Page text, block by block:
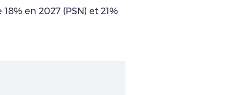
en 2027 (PSN) et 21%